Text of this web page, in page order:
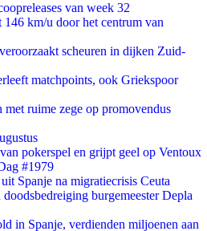
van week 32
146 km/u door het centrum van
scheuren in dijken Zuid-
matchpoints, ook Griekspoor
met ruime zege op promovendus
pokerspel en grijpt geel op Ventoux
#1979
Spanje na migratiecrisis Ceuta
burgemeester Depla
in Spanje, verdienden miljoenen aan